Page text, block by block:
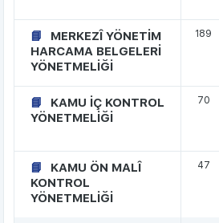
MERKEZÎ YÖNETİM
HARCAMA BELGELERİ
YÖNETMELİĞİ
189
KAMU İÇ KONTROL
YÖNETMELİĞİ
70
KAMU ÖN MALÎ
KONTROL
YÖNETMELİĞİ
47